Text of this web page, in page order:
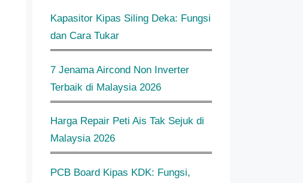
Kapasitor Kipas Siling Deka: Fungsi
dan Cara Tukar
7 Jenama Aircond Non Inverter
Terbaik di Malaysia 2026
Harga Repair Peti Ais Tak Sejuk di
Malaysia 2026
PCB Board Kipas KDK: Fungsi,